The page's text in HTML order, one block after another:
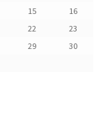
15
16
22
23
29
30